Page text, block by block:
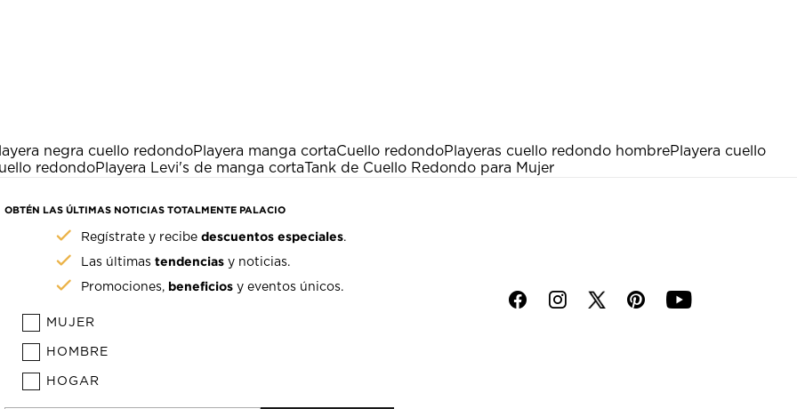
negra cuello redondoPlayera manga cortaCuello redondoPlayeras cuello redondo hombrePlayera cuello
redondoPlayera Levi's de manga cortaTank de Cuello Redondo para Mujer
OBTÉN LAS ÚLTIMAS NOTICIAS TOTALMENTE PALACIO
Regístrate y recibedescuentos especiales.
Las últimastendencias y noticias.
Promociones, beneficios y eventos únicos.
MUJER
HOMBRE
HOGAR
f i p y